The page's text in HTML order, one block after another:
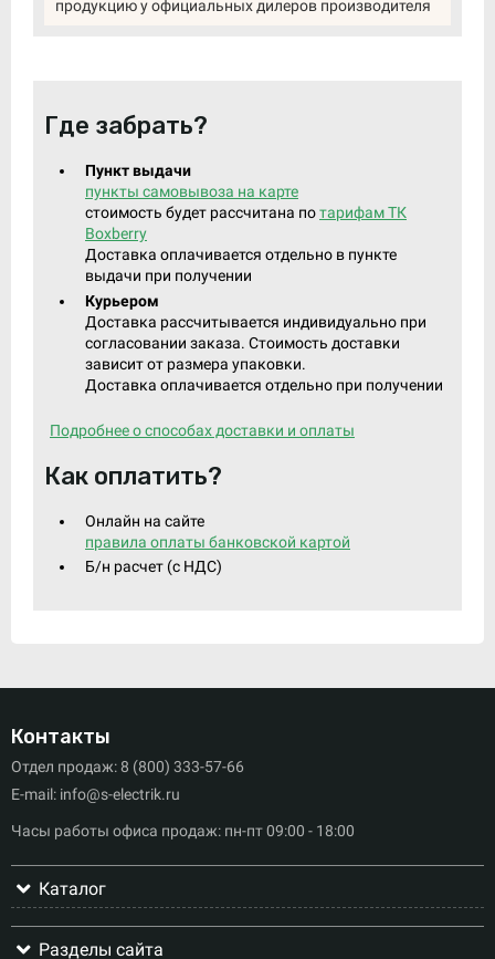
продукцию у официальных дилеров производителя
Где забрать?
Пункт выдачи
пункты самовывоза на карте
стоимость будет рассчитана потарифам ТК
Boxberry
Доставка оплачивается отдельно в пункте
выдачи при получении
Курьером
Доставка рассчитывается индивидуально при
согласовании заказа. Стоимость доставки
зависит от размера упаковки.
Доставка оплачивается отдельно при получении
Подробнее о способах доставки и оплаты
Как оплатить?
Онлайн на сайте
правила оплаты банковской картой
Б/н расчет (c НДС)
Контакты
Отдел продаж: 8 (800) 333-57-66
E-mail: info@s-electrik.ru
Часы работы офиса продаж: пн-пт 09:00 - 18:00
Каталог
Разделы сайта